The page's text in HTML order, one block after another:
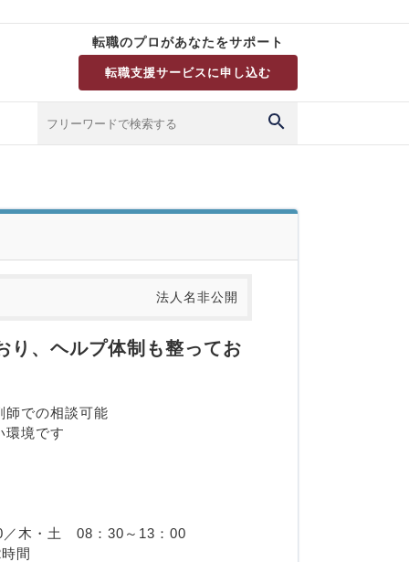
転職のプロがあなたをサポート
転職支援サービスに申し込む
法人名非公開
、ヘルプ体制も整ってお
師での相談可能
環境です
／木・土　08：30～13：00
時間